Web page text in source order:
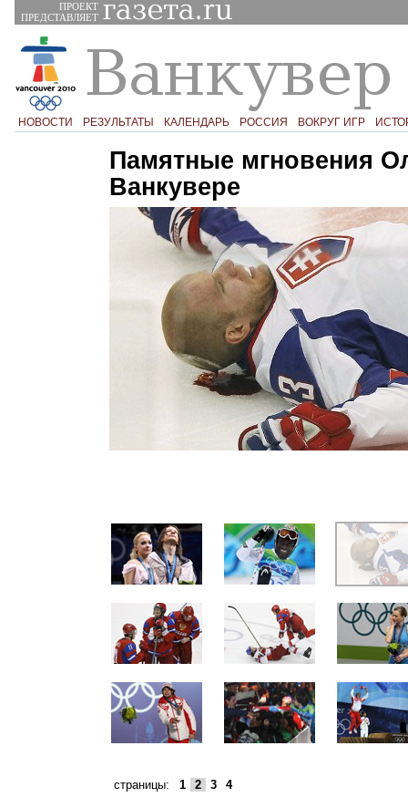
ПРОЕКТ
ПРЕДСТАВЛЯЕТ
НОВОСТИ РЕЗУЛЬТАТЫ КАЛЕНДАРЬ РОССИЯ ВОКРУГ ИГР
Памятные мгновения
Ванкувере
страницы: 1 2 3 4